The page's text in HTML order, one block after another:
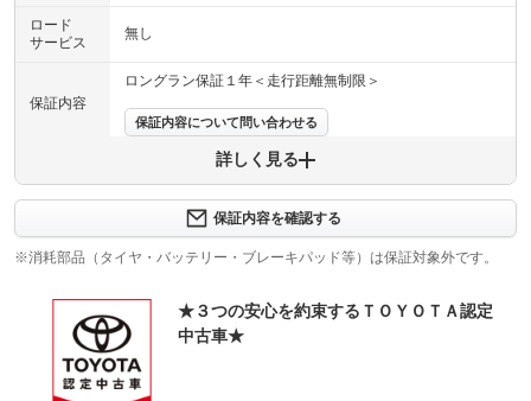
ロード
サービス
無し
保証内容
ロングラン保証１年＜走行距離無制限＞
保証内容について問い合わせる
上限金額
保証修理
受付先
-
詳しく見る
保証内容を確認する
※消耗部品（タイヤ・バッテリー・ブレーキパッド等）は保証対象外です。
★３つの安心を約束するＴＯＹＯＴＡ認定
中古車★